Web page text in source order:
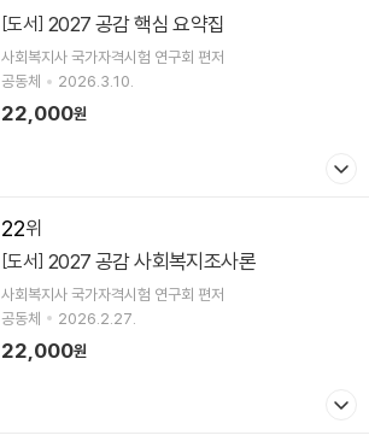
[도서] 2027 공감 핵심 요약집
사회복지사 국가자격시험 연구회 편저
공동체
2026.3.10.
22,000원
22
[도서] 2027 공감 사회복지조사론
사회복지사 국가자격시험 연구회 편저
공동체
2026.2.27.
22,000원